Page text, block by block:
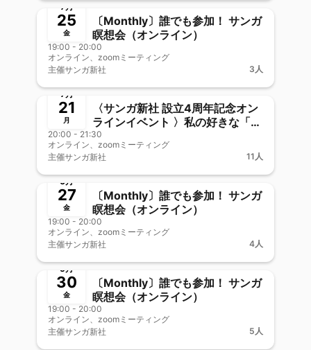
7月
25
金
〔Monthly〕誰でも参加！ サンガ
瞑想会（オンライン）
19:00 - 20:00
オンライン、zoomミーティング
主催サンガ新社 3人
終了
7月
21
月
〈サンガ新社 設立4周年記念オン
ラインイベント 〉私の好きな「今
日の言葉」―WEBサンガジャパン
「今日の言葉」をみんなで味わお
う！
20:00 - 21:30
オンライン、zoomミーティング
主催サンガ新社 11人
終了
6月
27
金
〔Monthly〕誰でも参加！ サンガ
瞑想会（オンライン）
19:00 - 20:00
オンライン、zoomミーティング
主催サンガ新社 4人
終了
5月
30
金
〔Monthly〕誰でも参加！ サンガ
瞑想会（オンライン）
19:00 - 20:00
オンライン、zoomミーティング
主催サンガ新社 5人
終了